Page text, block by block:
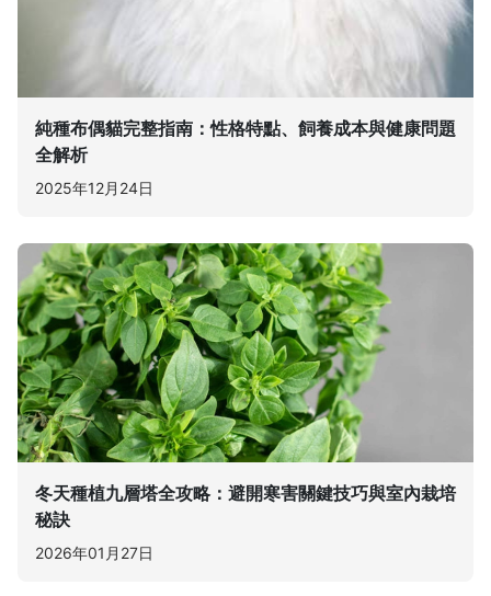
純種布偶貓完整指南：性格特點、飼養成本與健康問題
全解析
2025年12月24日
冬天種植九層塔全攻略：避開寒害關鍵技巧與室內栽培
秘訣
2026年01月27日